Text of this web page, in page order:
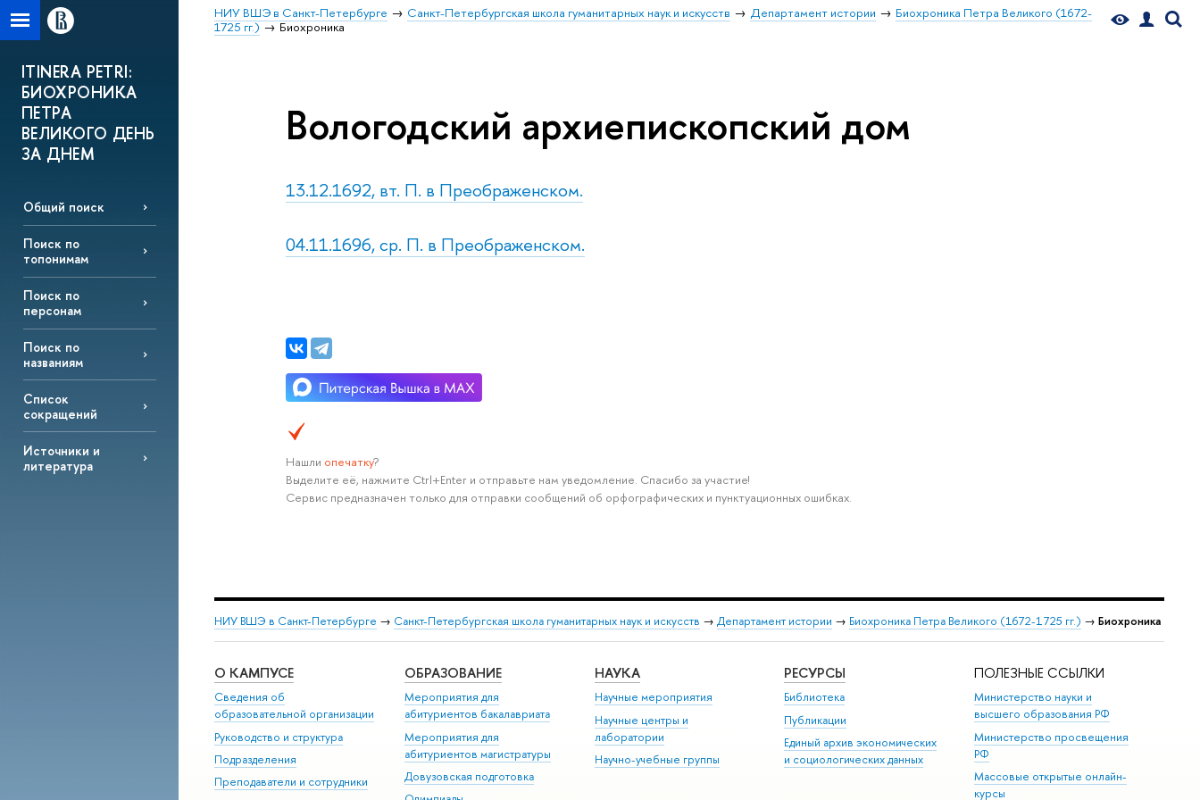
НИУ ВШЭ в Санкт-Петербурге Санкт-Петербургская школа гуманитарных наук и искусств Департамент истории
Биохроника Петра Великого (1672-
1725 гг.)
Биохроника
ITINERA PETRI:
БИОХРОНИКА
ПЕТРА
ВЕЛИКОГО ДЕНЬ
ЗА ДНЕМ
Общий поиск
Поиск по
топонимам
Поиск по
персонам
Поиск по
названиям
Список
сокращений
Источники и
литература
Вологодский архиепископский дом
13.12.1692, вт. П. в Преображенском.
04.11.1696, ср. П. в Преображенском.
Нашли опечатку?
Выделите её, нажмите Ctrl+Enter и отправьте нам уведомление. Спасибо за участие!
Сервис предназначен только для отправки сообщений об орфографических и пунктуационных ошибках.
НИУ ВШЭ в Санкт-Петербурге → Санкт-Петербургская школа гуманитарных наук и искусств → Департамент истории → Биохроника Петра Великого (1672-1725 гг.) → Биохроника
О КАМПУСЕ
Сведения об
образовательной организации
Руководство и структура
Подразделения
Преподаватели и сотрудники
ОБРАЗОВАНИЕ
Мероприятия для
абитуриентов бакалавриата
Мероприятия для
абитуриентов магистратуры
Довузовская подготовка
НАУКА
Научные мероприятия
Научные центры и
лаборатории
Научно-учебные группы
РЕСУРСЫ
Библиотека
Публикации
Единый архив экономических
и социологических данных
ПОЛЕЗНЫЕ ССЫЛКИ
Министерство науки и
высшего образования РФ
Министерство просвещения
РФ
Массовые открытые онлайн-
курсы